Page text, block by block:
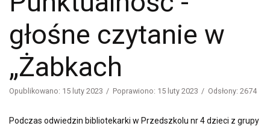
głośne czytanie w
„Żabkach
Opublikowano: 15 luty 2023 Poprawiono: 15 luty 2023 Odsłony: 2674
Podczas odwiedzin bibliotekarki w Przedszkolu nr 4 dzieci z grupy